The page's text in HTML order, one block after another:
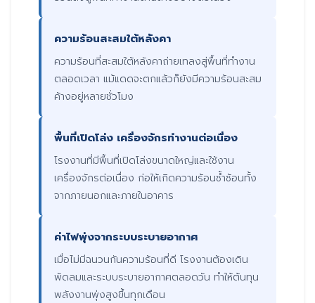
ความร้อนสะสมใต้หลังคา
ความร้อนที่สะสมใต้หลังคาถ่ายเทลงสู่พื้นที่ทำงาน
ตลอดเวลา แม้แดดจะตกแล้วก็ยังมีความร้อนสะสม
ค้างอยู่หลายชั่วโมง
พื้นที่เปิดโล่ง เครื่องจักรทำงานต่อเนื่อง
โรงงานที่มีพื้นที่เปิดโล่งขนาดใหญ่และใช้งาน
เครื่องจักรต่อเนื่อง ก่อให้เกิดความร้อนซ้ำซ้อนทั้ง
จากภายนอกและภายในอาคาร
ค่าไฟพุ่งจากระบบระบายอากาศ
เมื่อไม่มีฉนวนกันความร้อนที่ดี โรงงานต้องเดิน
พัดลมและระบบระบายอากาศตลอดวัน ทำให้ต้นทุน
พลังงานพุ่งสูงขึ้นทุกเดือน